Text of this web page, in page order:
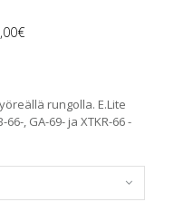
€Price
49,00€
58,00€
rungolla. E.Lite
, GA-69- ja XTKR-66 -